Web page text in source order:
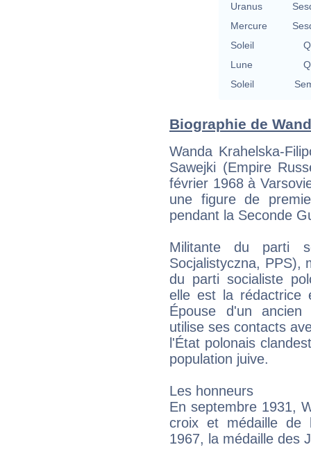
Uranus
Mercure
Soleil
Lune
Soleil
Biographie de
Wanda Krahelska-
Sawejki (Empire
février 1968 à
une figure de
pendant la Seconde
Militante du parti
Socjalistyczna, PPS),
du parti socialiste
elle est la rédactrice
Épouse d'un ancien
utilise ses contacts
l'État polonais
population juive.
Les honneurs
En septembre 1931,
croix et médaille de
1967, la médaille des